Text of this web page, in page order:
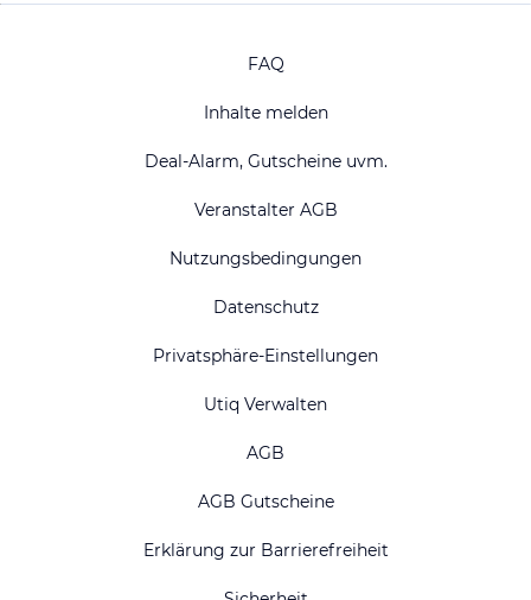
FAQ
Inhalte melden
Deal-Alarm, Gutscheine uvm.
Veranstalter AGB
Nutzungsbedingungen
Datenschutz
Privatsphäre-Einstellungen
Utiq Verwalten
AGB
AGB Gutscheine
Erklärung zur Barrierefreiheit